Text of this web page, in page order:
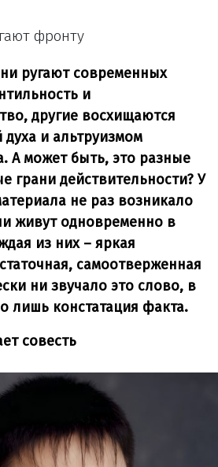
фронту
ругают современных
и
другие восхищаются
и альтруизмом
А может быть, это разные
грани действительности? У
не раз возникало
живут одновременно в
из них – яркая
самоотверженная
ни звучало это слово, в
лишь констатация факта.
совесть